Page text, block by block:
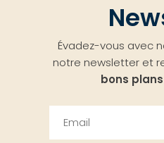
Évadez-vous avec
notre newsletter et
bons